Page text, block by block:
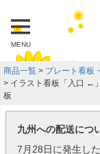
MENU
商品一覧 プレート看板
イラスト看板「入口 ←
板
九州への配送につ
7月28日に発生し